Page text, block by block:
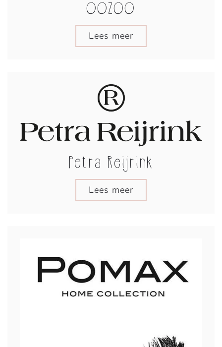
OOZOO
Lees meer
Petra Reijrink
Lees meer